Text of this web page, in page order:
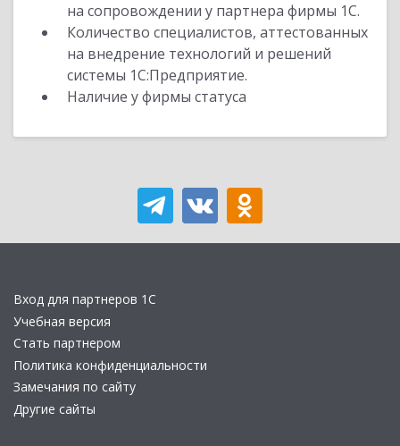
на сопровождении у партнера фирмы 1С.
Количество специалистов, аттестованных
на внедрение технологий и решений
системы 1С:Предприятие.
Наличие у фирмы статуса
Вход для партнеров 1С
Учебная версия
Стать партнером
Политика конфиденциальности
Замечания по сайту
Другие сайты